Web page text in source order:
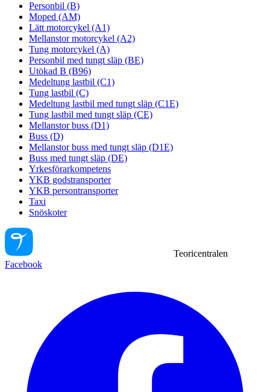
Personbil (B)
Moped (AM)
Lätt motorcykel (A1)
Mellanstor motorcykel (A2)
Tung motorcykel (A)
Personbil med tungt släp (BE)
Utökad B (B96)
Medeltung lastbil (C1)
Tung lastbil (C)
Medeltung lastbil med tungt släp (C1E)
Tung lastbil med tungt släp (CE)
Mellanstor buss (D1)
Buss (D)
Mellanstor buss med tungt släp (D1E)
Buss med tungt släp (DE)
Yrkesförarkompetens
YKB godstransporter
YKB persontransporter
Taxi
Snöskoter
Teoricentralen
Facebook